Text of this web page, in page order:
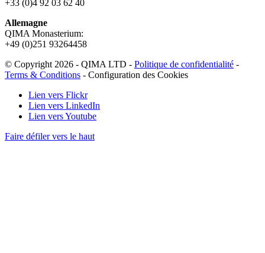
Terms & Conditions
Lien vers Flickr
Lien vers Youtube